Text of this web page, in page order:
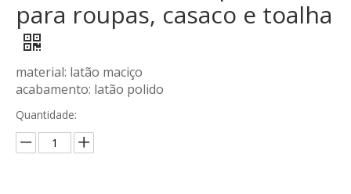
para roupas, casaco e toalha
material: latão maciço
acabamento: latão polido
Quantidade: